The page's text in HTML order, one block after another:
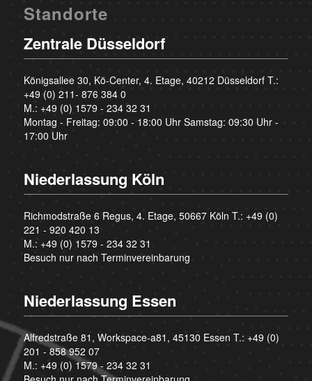
Standorte
Zentrale Düsseldorf
Königsallee 30, Kö-Center, 4. Etage, 40212 Düsseldorf T.:
+49 (0) 211- 876 384 0
M.: +49 (0) 1579 - 234 32 31
Montag - Freitag: 09:00 - 18:00 Uhr Samstag: 09:30 Uhr -
17:00 Uhr
Niederlassung Köln
Richmodstraße 6 Regus, 4. Etage, 50667 Köln T.: +49 (0)
221 - 920 420 13
M.: +49 (0) 1579 - 234 32 31
Besuch nur nach Terminvereinbarung
Niederlassung Essen
Alfredstraße 81, Workspace-a81, 45130 Essen T.: +49 (0)
201 - 858 952 07
M.: +49 (0) 1579 - 234 32 31